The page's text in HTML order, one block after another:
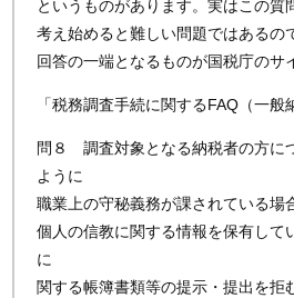
というものがあります。実はこの質
考え始めると難しい問題ではあるの
回答の一端となるものが国税庁のサ
「税務調査手続に関するFAQ（一般
問８ 調査対象となる納税者の方に
ように
職業上の守秘義務が課されている場
個人の信教に関する情報を保有して
に
関する帳簿書類等の提示・提出を拒